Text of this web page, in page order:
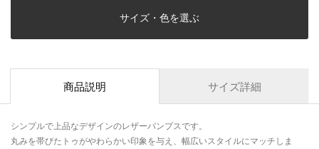
サイズ・色を選ぶ
商品説明 サイズ詳細
シンプルで上品なデザインのレザーパンプスです。
丸みを帯びたトゥがやわらかい印象を与え、幅広いスタイルにマッチしま